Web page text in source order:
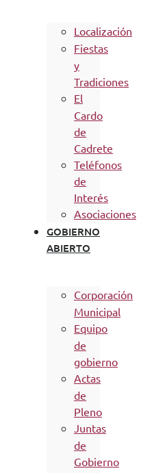
Localización
Fiestas
y
Tradiciones
El
Cardo
de
Cadrete
Teléfonos
de
Interés
Asociaciones
GOBIERNO
ABIERTO
Corporación
Municipal
Equipo
de
gobierno
Actas
de
Pleno
Juntas
de
Gobierno